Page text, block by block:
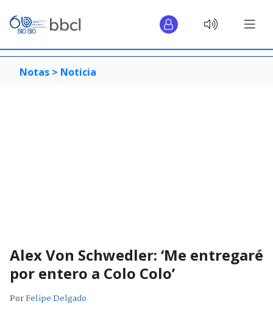
Notas > Noticia
Alex Von Schwedler: ‘Me entregaré
por entero a Colo Colo’
PorFelipe Delgado